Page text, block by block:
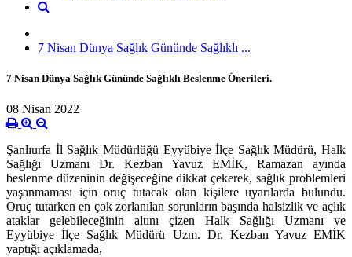
7 Nisan Dünya Sağlık Gününde Sağlıklı ...
7 Nisan Dünya Sağlık Gününde Sağlıklı Beslenme Önerileri. ​
08 Nisan 2022
Şanlıurfa İl Sağlık Müdürlüğü Eyyübiye İlçe Sağlık Müdürü, Halk
Sağlığı Uzmanı Dr. Kezban Yavuz EMİK, Ramazan ayında
beslenme düzeninin değişeceğine dikkat çekerek, sağlık problemleri
yaşanmaması için oruç tutacak olan kişilere uyarılarda bulundu.
Oruç tutarken en çok zorlanılan sorunların başında halsizlik ve açlık
ataklar gelebileceğinin altını çizen Halk Sağlığı Uzmanı ve
Eyyübiye İlçe Sağlık Müdürü Uzm. Dr. Kezban Yavuz EMİK
yaptığı açıklamada,